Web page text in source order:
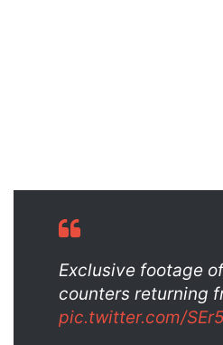
Exclusive footage
counters returning
pic.twitter.com/